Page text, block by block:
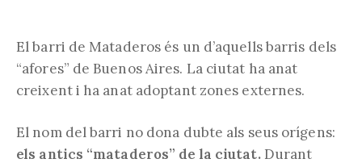
El barri de Mataderos és un d’aquells barris dels
“afores” de Buenos Aires. La ciutat ha anat
creixent i ha anat adoptant zones externes.
El nom del barri no dona dubte als seus orígens:
els antics “mataderos” de la ciutat.Durant